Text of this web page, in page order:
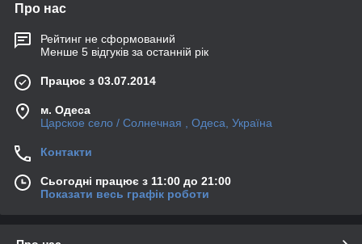
Про нас
Рейтинг не сформований
Менше 5 відгуків за останній рік
Працює з 03.07.2014
м. Одеса
Царское село / Солнечная , Одеса, Україна
Контакти
Сьогодні працює з 11:00 до 21:00
Показати весь графік роботи